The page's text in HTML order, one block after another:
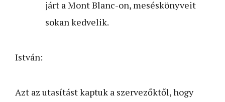
járt a Mont Blanc-on, meséskönyveit
sokan kedvelik.
István:
Azt az utasítást kaptuk a szervezőktől, hogy